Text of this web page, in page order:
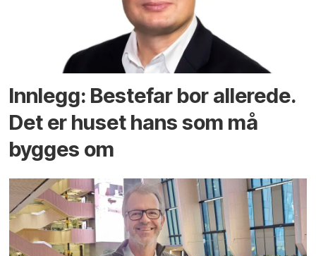
Innlegg: Bestefar bor allerede.
Det er huset hans som må
bygges om